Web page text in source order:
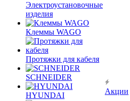
Электроустановочные
изделия
Клеммы WAGO
Протяжки для кабеля
SCHNEIDER
HYUNDAI Акции